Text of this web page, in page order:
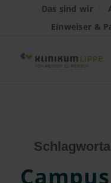
Das sind wir
Einweiser &